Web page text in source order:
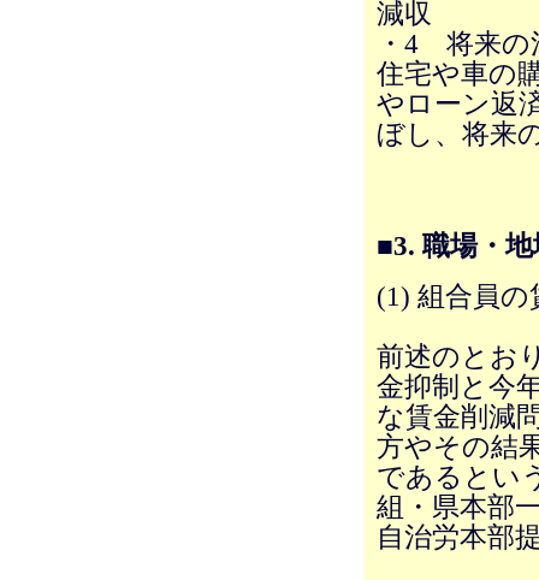
減収
・4 将来の
住宅や車の
やローン返
ぼし、将来
■3. 職場・
(1) 組合員
前述のとお
金抑制と今
な賃金削減
方やその結
であるとい
組・県本部
自治労本部